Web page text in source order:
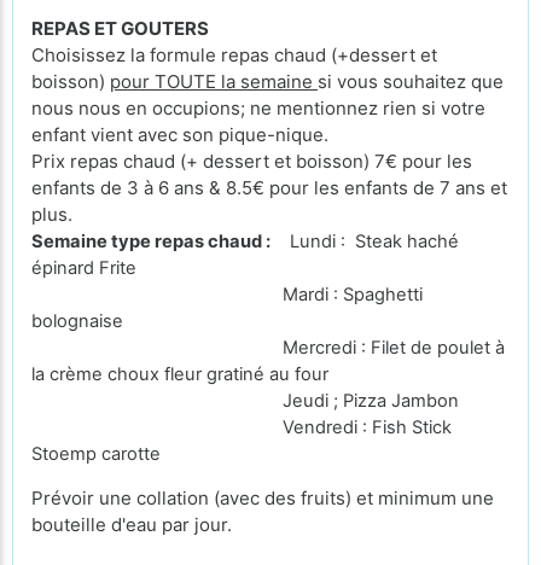
REPAS ET GOUTERS
Choisissez la formule repas chaud (+dessert et
boisson) pour TOUTE la semaine si vous souhaitez que
nous nous en occupions; ne mentionnez rien si votre
enfant vient avec son pique-nique.
Prix repas chaud (+ dessert et boisson) 7€ pour les
enfants de 3 à 6 ans & 8.5€ pour les enfants de 7 ans et
plus.
Semaine type repas chaud : Lundi : Steak haché
épinard Frite
Mardi : Spaghetti
bolognaise
Mercredi : Filet de poulet à
la crème choux fleur gratiné au four
Jeudi ; Pizza Jambon
Vendredi : Fish Stick
Stoemp carotte
Prévoir une collation (avec des fruits) et minimum une
bouteille d'eau par jour.